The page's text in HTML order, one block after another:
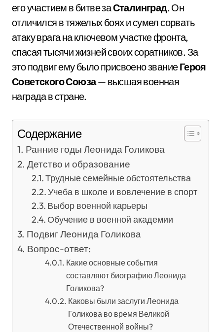
его участием в битве заСталинград. Он
отличился в тяжелых боях и сумел сорвать
атаку врага на ключевом участке фронта,
спасая тысячи жизней своих соратников. За
это подвиг ему было присвоено званиеГероя
Советского Союза— высшая военная
награда в стране.
Содержание
Ранние годы Леонида Голикова
Детство и образование
Трудные семейные обстоятельства
Учеба в школе и вовлечение в спорт
Выбор военной карьеры
Обучение в военной академии
Подвиг Леонида Голикова
Вопрос-ответ:
Какие основные события
составляют биографию Леонида
Голикова?
Каковы были заслуги Леонида
Голикова во время Великой
Отечественной войны?